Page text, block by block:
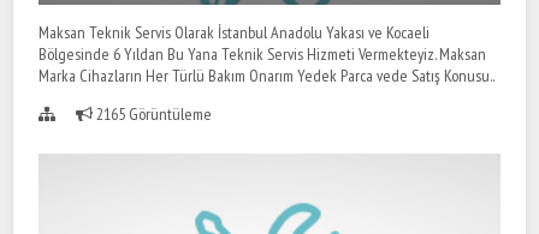
Maksan Teknik Servis Olarak İstanbul Anadolu Yakası ve Kocaeli
Bölgesinde 6 Yıldan Bu Yana Teknik Servis Hizmeti Vermekteyiz. Maksan
Marka Cihazların Her Türlü Bakım Onarım Yedek Parca vede Satış Konusu..
2165 Görüntüleme